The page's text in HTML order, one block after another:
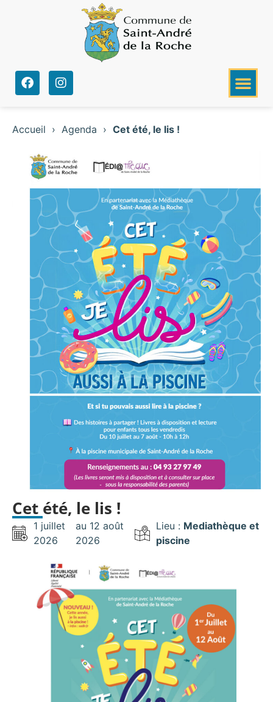
Accueil › Agenda › Cet été, le lis !
Cet été, le lis !
1 juillet
2026
au 12 août
2026
Lieu : Mediathèque et
piscine